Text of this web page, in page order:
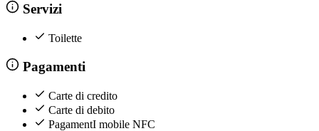
Servizi
Toilette
Pagamenti
Carte di credito
Carte di debito
PagamentI mobile NFC